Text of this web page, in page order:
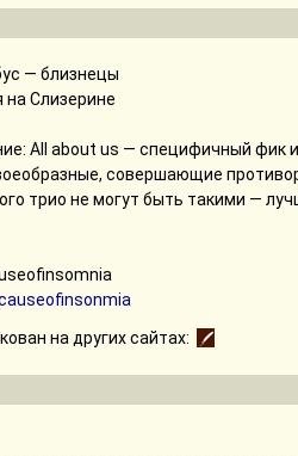
— близнецы
Слизерине
All about us — специфичный фик
совершающие
трио не могут быть такими —
на других сайтах: